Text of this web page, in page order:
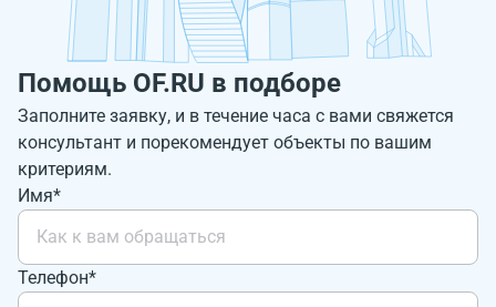
Помощь OF.RU в подборе
Заполните заявку, и в течение часа с вами свяжется
консультант и порекомендует объекты по вашим
критериям.
Имя*
Телефон*